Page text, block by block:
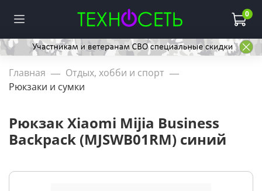
0
Главная
Отдых, хобби и спорт
Рюкзаки и сумки
Рюкзак Xiaomi Mijia Business
Backpack (MJSWB01RM) синий